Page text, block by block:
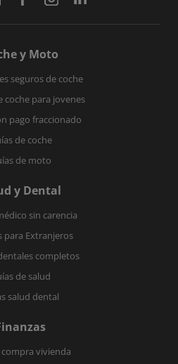
y Moto
seguros de coche
coche para jovenes
pago fraccionado
de coche
de moto
y Dental
sin carencia
para Extranjeros
completos
de salud
salud dental
compra vivienda